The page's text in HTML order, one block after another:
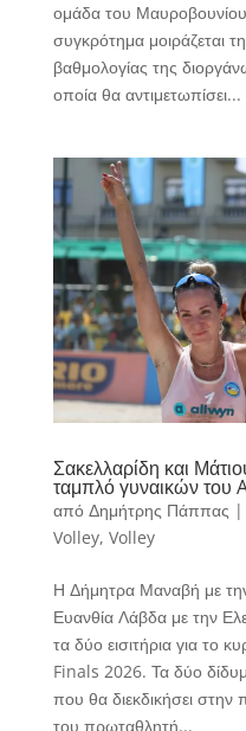
ομάδα του
συγκρότημα μοιράζεται
βαθμολογίας της
οποία θα αντιμετωπίσει...
Σακελλαρίδη και
ταμπλό γυναικών
από Δημήτρης Πάππας |
Volley, Volley
Η Δήμητρα Μαναβή με
Ευανθία Λάβδα με την
τα δύο εισιτήρια για το
Finals 2026. Τα δύο
που θα διεκδικήσει στην
του πρωταθλητή...